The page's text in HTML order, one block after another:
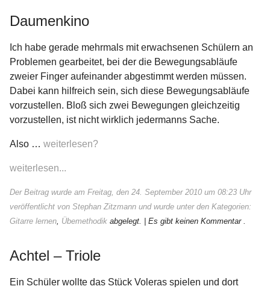
Daumenkino
Ich habe gerade mehrmals mit erwachsenen Schülern an
Problemen gearbeitet, bei der die Bewegungsabläufe
zweier Finger aufeinander abgestimmt werden müssen.
Dabei kann hilfreich sein, sich diese Bewegungsabläufe
vorzustellen. Bloß sich zwei Bewegungen gleichzeitig
vorzustellen, ist nicht wirklich jedermanns Sache.
Also … weiterlesen?
weiterlesen...
Der Beitrag wurde am Freitag, den 24. September 2010 um 08:23 Uhr
veröffentlicht von Stephan Zitzmann und wurde unter den Kategorien:
Gitarre lernen, Übemethodik abgelegt. | Es gibt keinen Kommentar .
Achtel – Triole
Ein Schüler wollte das Stück Voleras spielen und dort